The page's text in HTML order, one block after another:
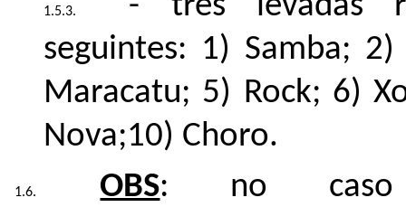
- três levadas
seguintes: 1) Samba;
Maracatu; 5) Rock; 6)
Nova;10) Choro.
OBS: no caso